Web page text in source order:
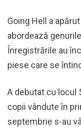
Going Hell a
abordează
Înregistrările au
piese care se
A debutat cu locul
copii vândute în
septembrie s-au